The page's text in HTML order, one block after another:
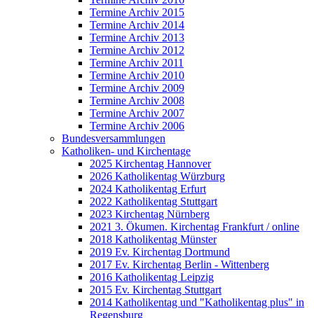
Termine Archiv 2015
Termine Archiv 2014
Termine Archiv 2013
Termine Archiv 2012
Termine Archiv 2011
Termine Archiv 2010
Termine Archiv 2009
Termine Archiv 2008
Termine Archiv 2007
Termine Archiv 2006
Bundesversammlungen
Katholiken- und Kirchentage
2025 Kirchentag Hannover
2026 Katholikentag Würzburg
2024 Katholikentag Erfurt
2022 Katholikentag Stuttgart
2023 Kirchentag Nürnberg
2021 3. Ökumen. Kirchentag Frankfurt / online
2018 Katholikentag Münster
2019 Ev. Kirchentag Dortmund
2017 Ev. Kirchentag Berlin - Wittenberg
2016 Katholikentag Leipzig
2015 Ev. Kirchentag Stuttgart
2014 Katholikentag und "Katholikentag plus" in
Regensburg